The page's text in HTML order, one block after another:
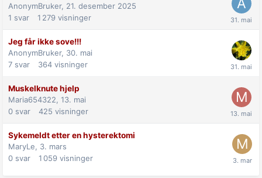
AnonymBruker, 21. desember 2025
1 svar 1 279 visninger
Jeg får ikke sove!!!
AnonymBruker, 30. mai
7 svar 364 visninger
Muskelknute hjelp
Maria654322, 13. mai
0 svar 425 visninger
Sykemeldt etter en hysterektomi
MaryLe, 3. mars
0 svar 1 059 visninger